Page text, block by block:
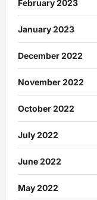
February 2023
January 2023
December 2022
November 2022
October 2022
July 2022
June 2022
May 2022